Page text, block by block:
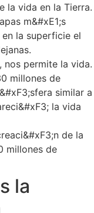
la vida en la Tierra.
m&#xE1;s
la superficie el
nos permite la vida.
millones de
similar a
la vida
de la
millones de
la